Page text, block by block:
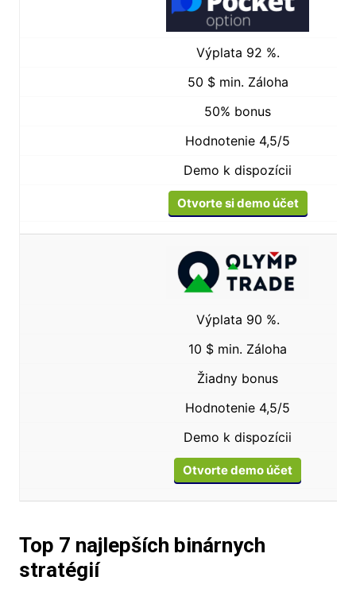
Výplata 92 %.
50 $ min. Záloha
50% bonus
Hodnotenie 4,5/5
Demo k dispozícii
Otvorte si demo účet
Výplata 90 %.
10 $ min. Záloha
Žiadny bonus
Hodnotenie 4,5/5
Demo k dispozícii
Otvorte demo účet
Top 7 najlepších binárnych
stratégií